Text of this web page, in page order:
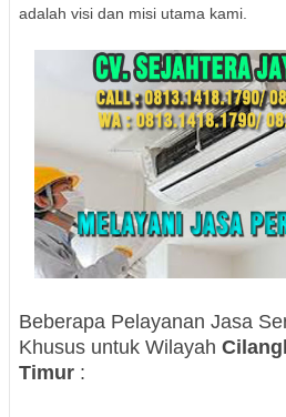
adalah visi dan misi utama kami.
Beberapa Pelayanan Jasa
Khusus untuk Wilayah
Timur :